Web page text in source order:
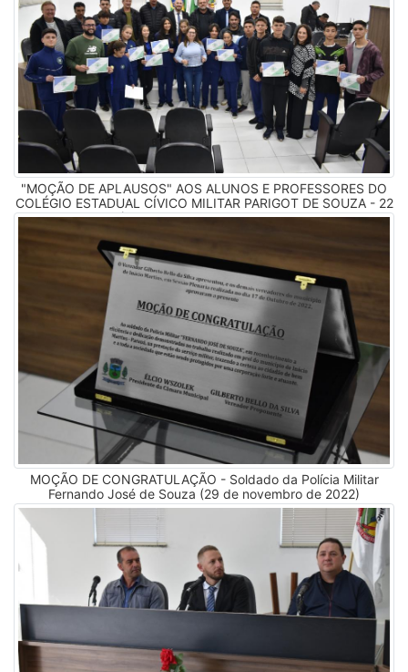
"MOÇÃO DE APLAUSOS" AOS ALUNOS E PROFESSORES DO
COLÉGIO ESTADUAL CÍVICO MILITAR PARIGOT DE SOUZA - 22
de maio de 2023 (Imagens: Jornalista Kleber Fernandes - Portal
MOÇÃO DE CONGRATULAÇÃO - Soldado da Polícia Militar
Fernando José de Souza (29 de novembro de 2022)